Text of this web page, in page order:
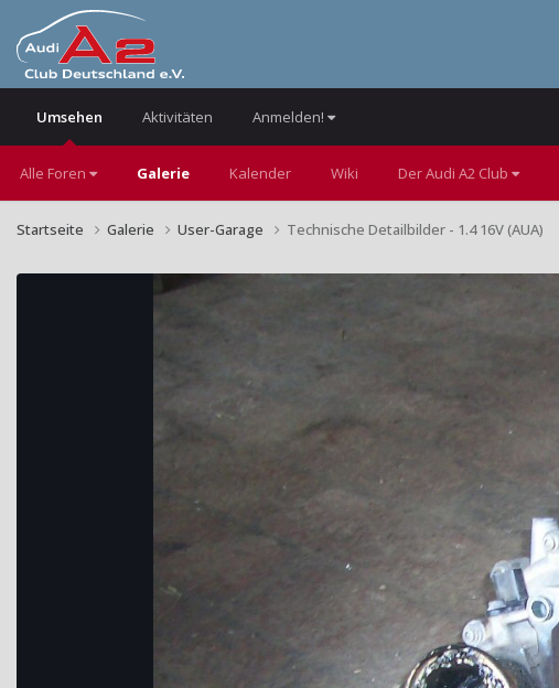
Umsehen
Alle Foren Galerie Kalender Wiki Der Audi A2 Club
Aktivitäten Anmelden!
Startseite Galerie User-Garage Technische Detailbilder - 1.4 16V (AUA)